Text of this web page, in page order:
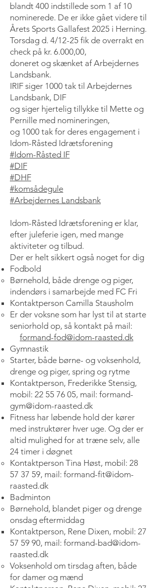
blandt 400 indstillede som 1 af 10
nominerede. De er ikke gået videre til
Årets Sports Gallafest 2025 i Herning.
Torsdag d. 4/12-25 fik de overrakt en
check på kr. 6.000,00,
doneret og skænket af Arbejdernes
Landsbank.
IRIF siger 1000 tak til Arbejdernes
Landsbank, DIF
og siger hjertelig tillykke til Mette og
Pernille med nomineringen,
og 1000 tak for deres engagement i
Idom-Råsted Idrætsforening
#Idom-Råsted IF
#DIF
#DHF
#komsådegule
#Arbejdernes Landsbank
Idom-Råsted Idrætsforening er klar,
efter juleferie igen, med mange
aktiviteter og tilbud.
Der er helt sikkert også noget for dig
Fodbold
Børnehold, både drenge og piger,
indendørs i samarbejde med FC Fri
Kontaktperson Camilla Stausholm
Er der voksne som har lyst til at starte
seniorhold op, så kontakt på mail:
formand-fod@idom-raasted.dk
Gymnastik
Starter, både børne- og voksenhold,
drenge og piger, spring og rytme
Kontaktperson, Frederikke Stensig,
mobil: 22 55 76 05, mail: formand-
gym@idom-raasted.dk
Fitness har løbende hold der kører
med instruktører hver uge. Og der er
altid mulighed for at træne selv, alle
24 timer i døgnet
Kontaktperson Tina Høst, mobil: 28
57 37 59, mail: formand-fit@idom-
raasted.dk
Badminton
Børnehold, blandet piger og drenge
onsdag eftermiddag
Kontaktperson, Rene Dixen, mobil: 27
57 59 90, mail: formand-bad@idom-
raasted.dk
Voksenhold om tirsdag aften, både
for damer og mænd